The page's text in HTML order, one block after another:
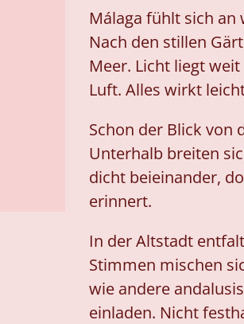
Málaga fühlt sich an
Nach den stillen
Meer. Licht liegt
Luft. Alles wirkt
Schon der Blick von
Unterhalb breiten
dicht beieinander,
erinnert.
In der Altstadt
Stimmen mischen
wie andere
einladen. Nicht